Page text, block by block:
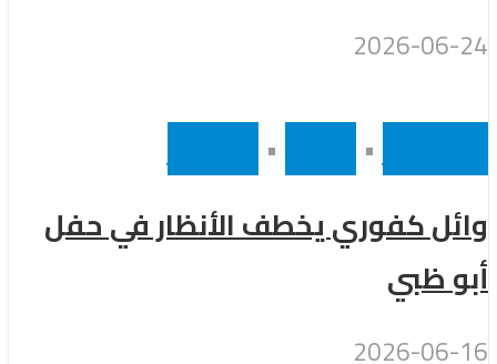
2026-06-24
•
•
وائل كفوري يخطف الأنظار في حفل
أبو ظبي
2026-06-16